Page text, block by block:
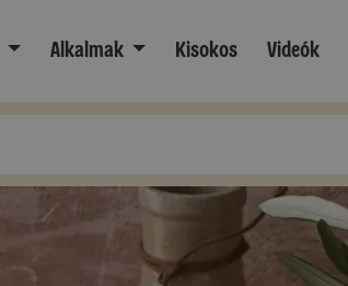
Alkalmak Kisokos Videók